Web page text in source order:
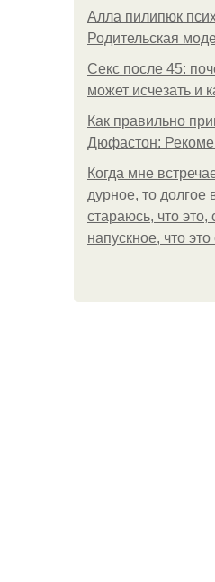
Алла пилипюк
Родительская
Секс после 45:
может исчезать и
Как правильно
Дюфастон:
Когда мне
дурное, то долгое
стараюсь, что это,
напускное, что это